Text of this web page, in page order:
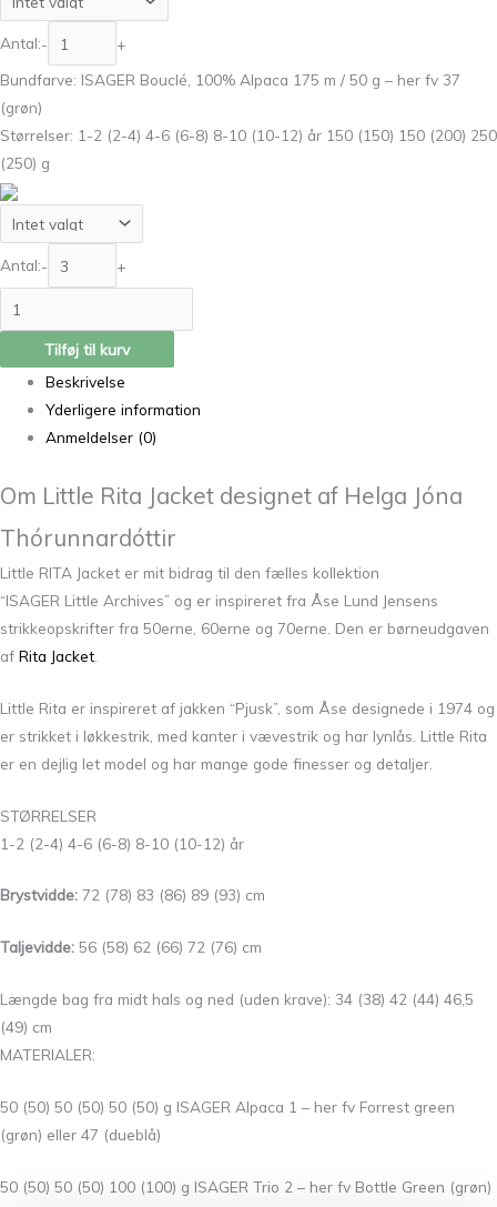
Antal:-
+
Bundfarve: ISAGER Bouclé, 100% Alpaca 175 m / 50 g – her fv 37
(grøn)
Størrelser: 1-2 (2-4) 4-6 (6-8) 8-10 (10-12) år 150 (150) 150 (200) 250
(250) g
Antal:- +
Tilføj til kurv
Beskrivelse
Yderligere information
Anmeldelser (0)
Om Little Rita Jacket designet af Helga Jóna
Thórunnardóttir
Little RITA Jacket er mit bidrag til den fælles kollektion
“ISAGER Little Archives” og er inspireret fra Åse Lund Jensens
strikkeopskrifter fra 50erne, 60erne og 70erne. Den er børneudgaven
af Rita Jacket
Little Rita er inspireret af jakken “Pjusk”, som Åse designede i 1974 og
er strikket i løkkestrik, med kanter i vævestrik og har lynlås. Little Rita
er en dejlig let model og har mange gode finesser og detaljer.
STØRRELSER
1-2 (2-4) 4-6 (6-8) 8-10 (10-12) år
Brystvidde: 72 (78) 83 (86) 89 (93) cm
Taljevidde: 56 (58) 62 (66) 72 (76) cm
Længde bag fra midt hals og ned (uden krave): 34 (38) 42 (44) 46,5
(49) cm
MATERIALER:
50 (50) 50 (50) 50 (50) g ISAGER Alpaca 1 – her fv Forrest green
(grøn) eller 47 (dueblå)
50 (50) 50 (50) 100 (100) g ISAGER Trio 2 – her fv Bottle Green (grøn)